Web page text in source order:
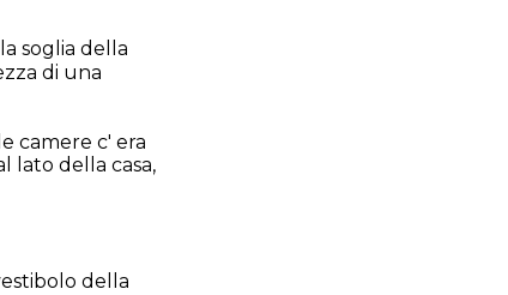
soglia della
di una
camere c' era
lato della casa,
della